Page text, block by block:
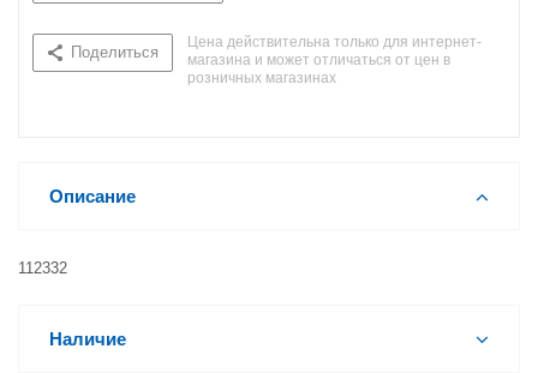
Поделиться
Цена действительна только для интернет-
магазина и может отличаться от цен в
розничных магазинах
Описание
112332
Наличие